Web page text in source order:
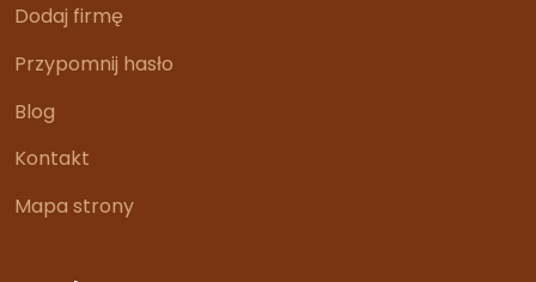
Dodaj firmę
Przypomnij hasło
Blog
Kontakt
Mapa strony